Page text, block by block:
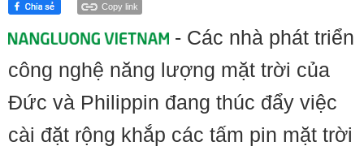
Copy link
- Các nhà phát triển
công nghệ năng lượng mặt trời của
Đức và Philippin đang thúc đẩy việc
cài đặt rộng khắp các tấm pin mặt trời